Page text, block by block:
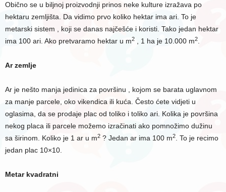
Obično se u biljnoj proizvodnji prinos neke kulture izražava po
hektaru zemljišta. Da vidimo prvo koliko hektar ima ari. To je
metarski sistem , koji se danas najčešće i koristi. Tako jedan hektar
ima 100 ari. Ako pretvaramo hektar u m2 , 1 ha je 10.000 m2
Ar zemlje
Ar je nešto manja jedinica za površinu , kojom se barata uglavnom
za manje parcele, oko vikendica ili kuća. Često ćete vidjeti u
oglasima, da se prodaje plac od toliko i toliko ari. Kolika je površina
nekog placa ili parcele možemo izračinati ako pomnožimo dužinu
sa širinom. Koliko je 1 ar u m2 ? Jedan ar ima 100 m2
. To je recimo
jedan plac 10×10.
Metar kvadratni